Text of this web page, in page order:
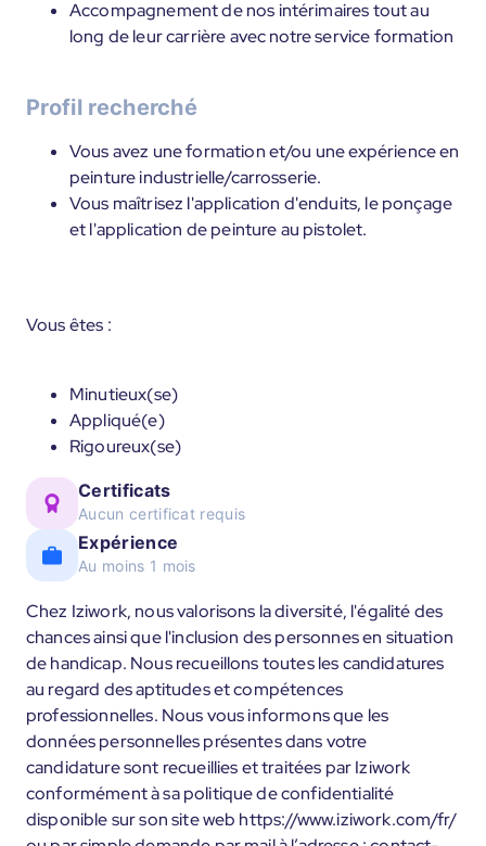
Accompagnement de nos intérimaires tout au
long de leur carrière avec notre service formation
Profil recherché
Vous avez une formation et/ou une expérience en
peinture industrielle/carrosserie.
Vous maîtrisez l'application d'enduits, le ponçage
et l'application de peinture au pistolet.
Vous êtes :
Minutieux(se)
Appliqué(e)
Rigoureux(se)
Certificats
Aucun certificat requis
Expérience
Au moins 1 mois
Chez Iziwork, nous valorisons la diversité, l'égalité des
chances ainsi que l'inclusion des personnes en situation
de handicap. Nous recueillons toutes les candidatures
au regard des aptitudes et compétences
professionnelles. Nous vous informons que les
données personnelles présentes dans votre
candidature sont recueillies et traitées par Iziwork
conformément à sa politique de confidentialité
disponible sur son site web https://www.iziwork.com/fr/